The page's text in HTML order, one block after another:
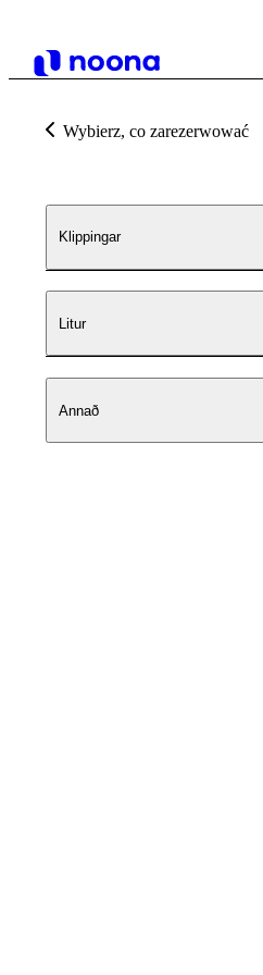
Wybierz, co zarezerwować
Klippingar
Litur
Annað